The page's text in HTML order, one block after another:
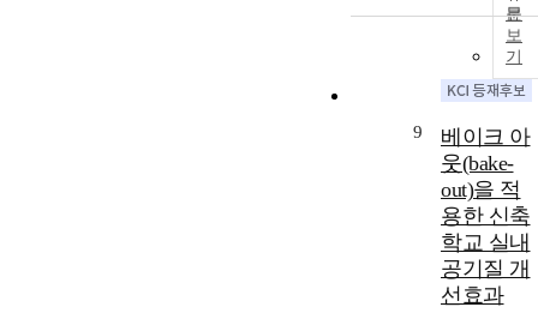
문
보
기
9
베이크 아
웃(bake-
out)을 적
용한 신축
학교 실내
공기질 개
선효과